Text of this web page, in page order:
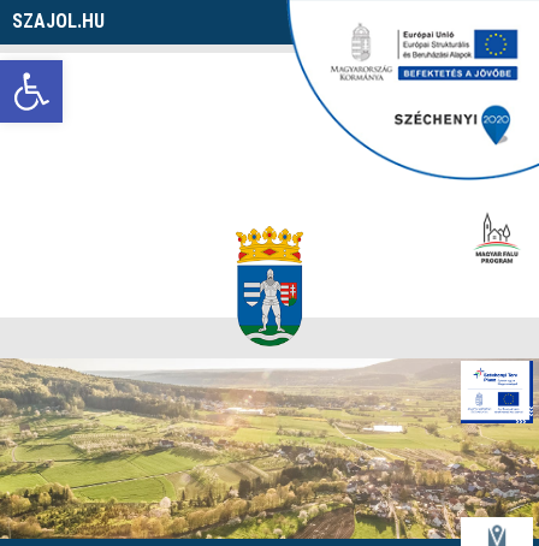
Eszköztár megnyitása
SZAJOL.HU